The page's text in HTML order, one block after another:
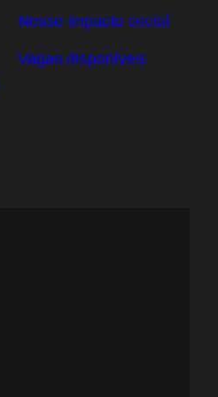
Nosso impacto social
Vagas disponíveis